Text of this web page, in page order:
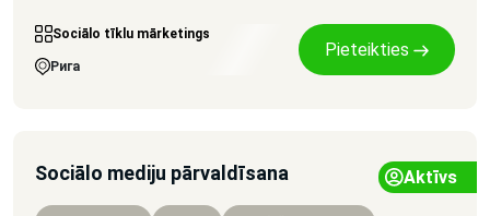
Sociālo tīklu mārketings
Рига
Pieteikties
Sociālo mediju pārvaldīsana Aktīvs